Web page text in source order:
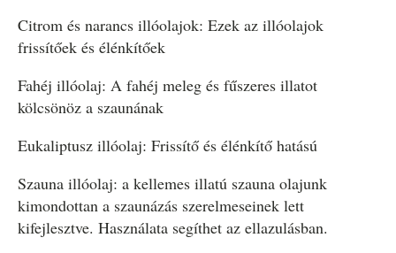
Citrom és narancs illóolajok: Ezek az illóolajok
frissítőek és élénkítőek
Fahéj illóolaj: A fahéj meleg és fűszeres illatot
kölcsönöz a szaunának
Eukaliptusz illóolaj: Frissítő és élénkítő hatású
Szauna illóolaj: a kellemes illatú szauna olajunk
kimondottan a szaunázás szerelmeseinek lett
kifejlesztve. Használata segíthet az ellazulásban.